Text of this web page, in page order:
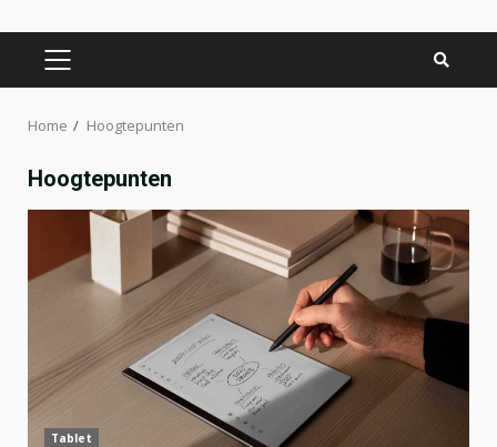
PRIMARY
Home Hoogtepunten
Hoogtepunten
Tablet